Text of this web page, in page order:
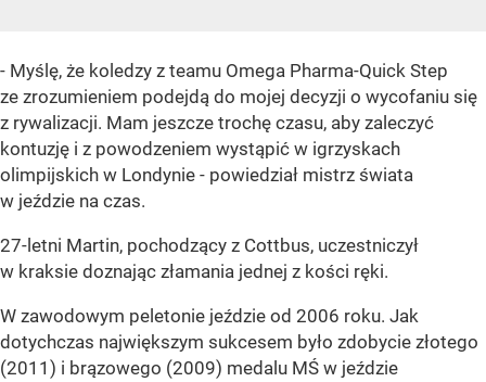
- Myślę, że koledzy z teamu Omega Pharma-Quick Step
ze zrozumieniem podejdą do mojej decyzji o wycofaniu się
z rywalizacji. Mam jeszcze trochę czasu, aby zaleczyć
kontuzję i z powodzeniem wystąpić w igrzyskach
olimpijskich w Londynie - powiedział mistrz świata
w jeździe na czas.
27-letni Martin, pochodzący z Cottbus, uczestniczył
w kraksie doznając złamania jednej z kości ręki.
W zawodowym peletonie jeździe od 2006 roku. Jak
dotychczas największym sukcesem było zdobycie złotego
(2011) i brązowego (2009) medalu MŚ w jeździe